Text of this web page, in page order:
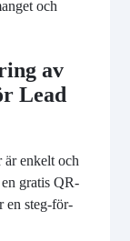
och
av
Lead
enkelt och
gratis QR-
en steg-för-